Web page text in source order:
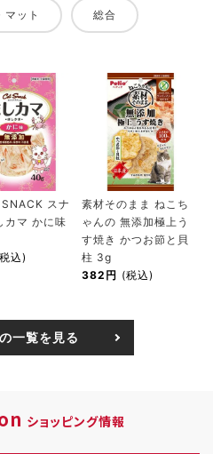
マット 総合
スナ
カマ かに味
込)
素材そのまま ねこち
ゃんの 無添加極上う
す焼き かつお節と貝
柱 3g
382円 (税込)
一覧を見る
ショッピング情報